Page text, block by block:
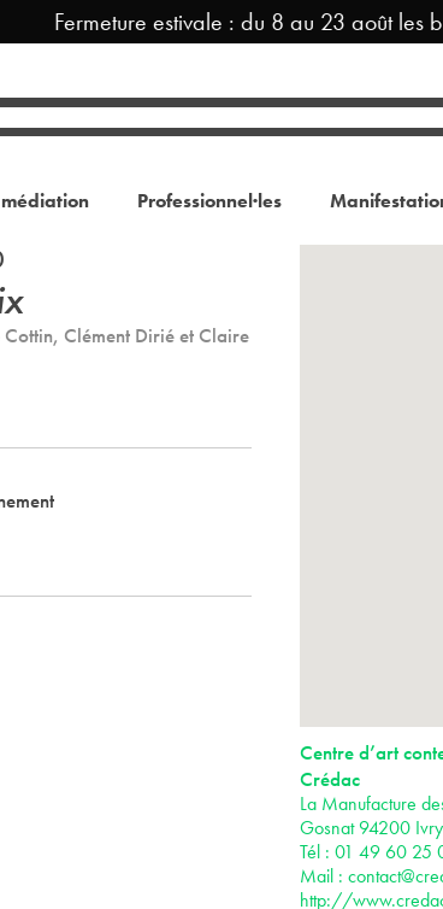
Fermeture estivale : du 8 au 23 août les
Professionnel·les
Clément Dirié et Claire
Centre d’art
Crédac
La Manufacture
Gosnat 94200
Tél : 01 49 60 25
Mail :
http://